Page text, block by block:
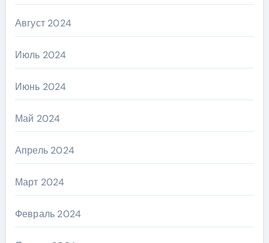
Август 2024
Июль 2024
Июнь 2024
Май 2024
Апрель 2024
Март 2024
Февраль 2024